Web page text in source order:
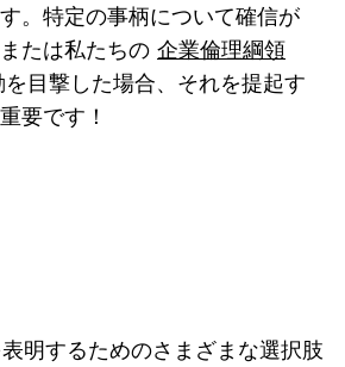
。特定の事柄について確信が
たは私たちの 企業倫理綱領
目撃した場合、それを提起す
要です！
明するためのさまざまな選択肢